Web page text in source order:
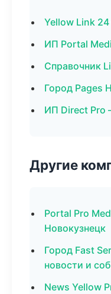
Yellow Link
ИП Portal
Справочник
Город Pages
ИП Direct Pro
Другие
Portal Pro
Новокузнецк
Город Fast
новости и
News Yellow